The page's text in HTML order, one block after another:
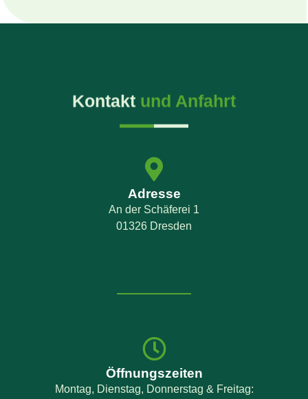
Kontakt und Anfahrt
Adresse
An der Schäferei 1
01326 Dresden
Öffnungszeiten
Montag, Dienstag, Donnerstag & Freitag: